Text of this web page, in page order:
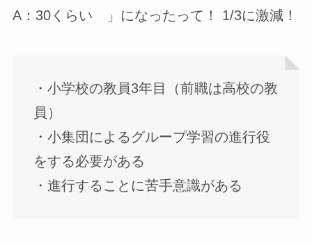
A：30くらい 」になったって！ 1/3に激減！
・小学校の教員3年目（前職は高校の教
員）
・小集団によるグループ学習の進行役
をする必要がある
・進行することに苦手意識がある